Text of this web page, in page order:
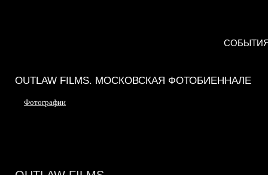
OUTLAW FILMS. МОСКОВСКАЯ ФОТОБИЕННАЛЕ
Фотографии